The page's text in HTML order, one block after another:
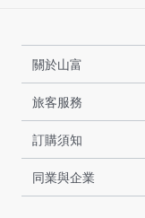
關於山富
旅客服務
訂購須知
同業與企業